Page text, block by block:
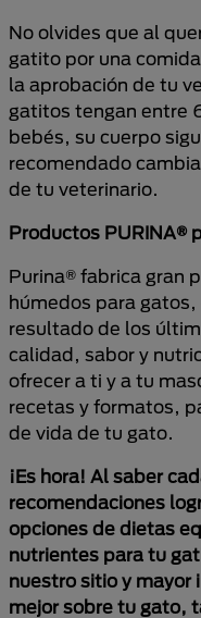
No olvides que al
gatito por una
la aprobación de tu
gatitos tengan entre
bebés, su cuerpo
recomendado
de tu veterinario.
Productos PURINA®
Purina® fabrica gran
húmedos para
resultado de los
calidad, sabor y
ofrecer a ti y a tu
recetas y formatos,
de vida de tu gato.
¡Es hora! Al saber
recomendaciones
opciones de dietas
nutrientes para tu
nuestro sitio y mayor
mejor sobre tu gato,